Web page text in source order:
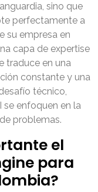
sino que
perfectamente a
su empresa en
capa de expertise
traduce en una
constante y una
técnico,
se enfoquen en la
problemas.
el
para